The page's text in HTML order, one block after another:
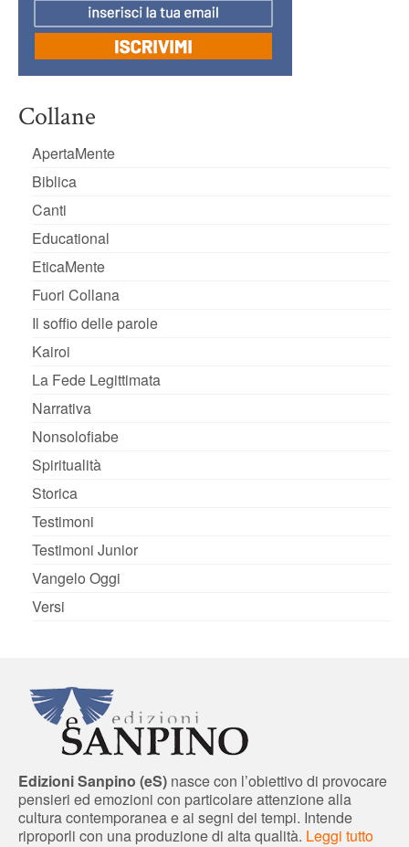
Collane
ApertaMente
Biblica
Canti
Educational
EticaMente
Fuori Collana
Il soffio delle parole
Kairoi
La Fede Legittimata
Narrativa
Nonsolofiabe
Spiritualità
Storica
Testimoni
Testimoni Junior
Vangelo Oggi
Versi
Edizioni Sanpino (eS) nasce con l’obiettivo di provocare
pensieri ed emozioni con particolare attenzione alla
cultura contemporanea e ai segni dei tempi. Intende
riproporli con una produzione di alta qualità. Leggi tutto